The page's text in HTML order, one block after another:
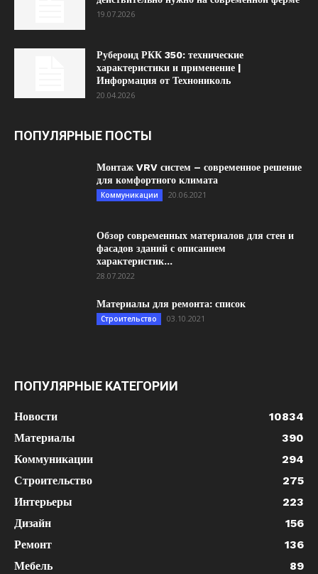
19.07.2026
Рубероид РКК 350: технические
характеристики и применение |
Информация от Технониколь
20.04.2026
ПОПУЛЯРНЫЕ ПОСТЫ
Монтаж VRV систем – современное решение
для комфортного климата
Коммуникации 20.06.2021
Обзор современных материалов для стен и
фасадов зданий с описанием
характеристик...
28.07.2022
Материалы для ремонта: список
Строительство 03.10.2021
ПОПУЛЯРНЫЕ КАТЕГОРИИ
Новости
10834
Материалы
390
Коммуникации
294
Строительство
275
Интерьеры
223
Дизайн
156
Ремонт
136
Мебель
89